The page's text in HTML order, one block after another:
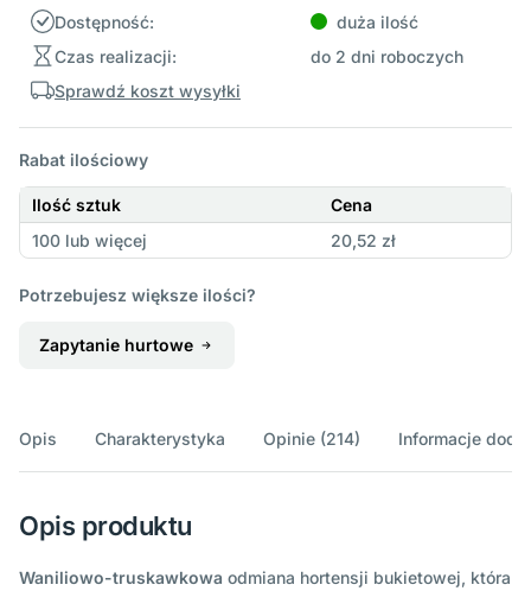
Dostępność:
duża ilość
Czas realizacji:
do 2 dni roboczych
Sprawdź koszt wysyłki
Rabat ilościowy
Ilość sztuk
Cena
100 lub więcej
20,52 zł
Potrzebujesz większe ilości?
Zapytanie hurtowe
Opis Charakterystyka Opinie (214) Informacje
Opis produktu
Waniliowo-truskawkowa odmiana hortensji bukietowej, która